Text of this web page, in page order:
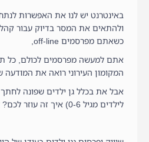
באינטרנט יש לנו את האפשרות
ולהתאים את המסר בדיוק עבור
כשאתם מפרסמים off-line,
אתם למעשה מפרסמים לכולם, כל
המקומון העירוני רואה את המודעה
אבל את בכלל גן ילדים שפונה לחתך
לילדים מגיל 0-6) איך זה עוזר לכם? איך זה מקדם אתכם? זה לא.